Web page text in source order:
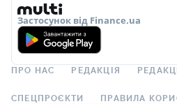
Застосунок від Finance.ua
ПРО НАС РЕДАКЦІЯ
СПЕЦПРОЄКТИ ПРАВИЛА